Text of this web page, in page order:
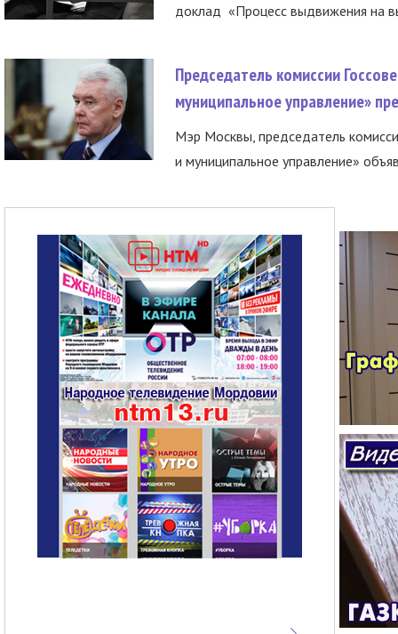
доклад «Процесс выдвижения на
Председатель комиссии
муниципальное управление»
Мэр Москвы, председатель
и муниципальное управление»